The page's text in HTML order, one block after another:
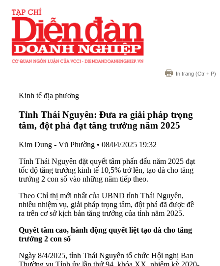
In trang (Ctr + P)
Kinh tế địa phương
Tỉnh Thái Nguyên: Đưa ra giải pháp trọng
tâm, đột phá đạt tăng trưởng năm 2025
Kim Dung - Vũ Phường • 08/04/2025 19:32
Tỉnh Thái Nguyên đặt quyết tâm phấn đấu năm 2025 đạt
tốc độ tăng trưởng kinh tế 10,5% trở lên, tạo đà cho tăng
trưởng 2 con số vào những năm tiếp theo.
Theo Chỉ thị mới nhất của UBND tỉnh Thái Nguyên,
nhiều nhiệm vụ, giải pháp trọng tâm, đột phá đã được đề
ra trên cơ sở kịch bản tăng trưởng của tỉnh năm 2025.
Quyết tâm cao, hành động quyết liệt tạo đà cho tăng
trưởng 2 con số
Ngày 8/4/2025, tỉnh Thái Nguyên tổ chức Hội nghị Ban
Thường vụ Tỉnh ủy lần thứ 94, khóa XX, nhiệm kỳ 2020-